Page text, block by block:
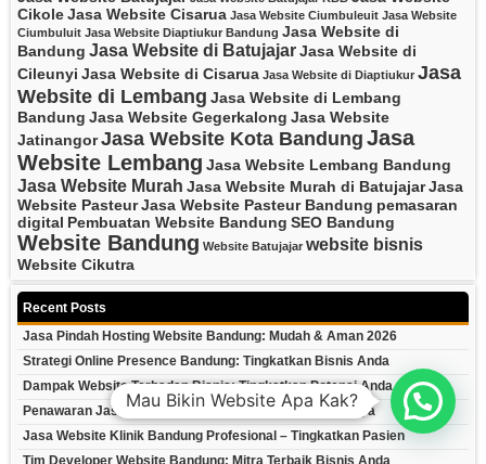
CikoleJasa Website Cisarua Jasa Website Ciumbuleuit Jasa Website
Ciumbuluit Jasa Website Diaptiukur Bandung Jasa Website di
Bandung Jasa Website di BatujajarJasa Website di
Cileunyi Jasa Website di Cisarua Jasa Website di Diaptiukur Jasa
Website di Lembang Jasa Website di Lembang
Bandung Jasa Website Gegerkalong Jasa Website
JatinangorJasa Website Kota BandungJasa
Website Lembang Jasa Website Lembang Bandung
Jasa Website Murah Jasa Website Murah di BatujajarJasa
Website PasteurJasa Website Pasteur Bandung pemasaran
digital Pembuatan Website Bandung SEO Bandung
Website Bandung Website Batujajar website bisnis
Website Cikutra
Recent Posts
Jasa Pindah Hosting Website Bandung: Mudah & Aman 2026
Strategi Online Presence Bandung: Tingkatkan Bisnis Anda
Dampak Website Terhadap Bisnis: Tingkatkan Potensi Anda
Penawaran Jasa Web Bandung Profesional & Terpercaya
Jasa Website Klinik Bandung Profesional – Tingkatkan Pasien
Mau Bikin Website Apa Kak?